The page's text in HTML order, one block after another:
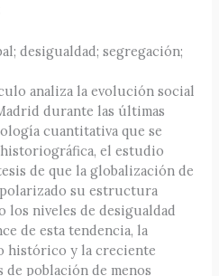
desigualdad; segregación;
analiza la evolución social
durante las últimas
cuantitativa que se
el estudio
de que la globalización de
su estructura
los niveles de desigualdad
de esta tendencia, la
histórico y la creciente
población de menos